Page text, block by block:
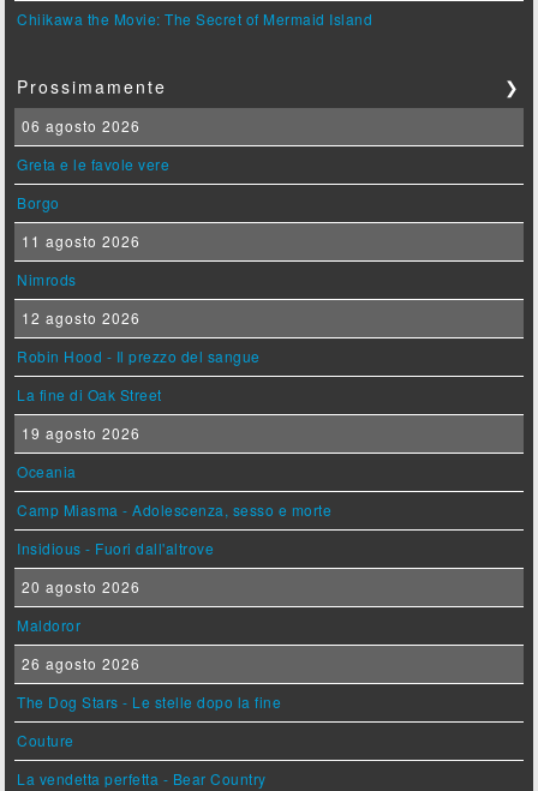
Chiikawa the Movie: The Secret of Mermaid Island
Prossimamente ❯
06 agosto 2026
Greta e le favole vere
Borgo
11 agosto 2026
Nimrods
12 agosto 2026
Robin Hood - Il prezzo del sangue
La fine di Oak Street
19 agosto 2026
Oceania
Camp Miasma - Adolescenza, sesso e morte
Insidious - Fuori dall'altrove
20 agosto 2026
Maldoror
26 agosto 2026
The Dog Stars - Le stelle dopo la fine
Couture
La vendetta perfetta - Bear Country